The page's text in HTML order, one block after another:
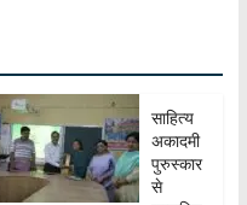
साहित्य
अकादमी
पुरुस्कार
से